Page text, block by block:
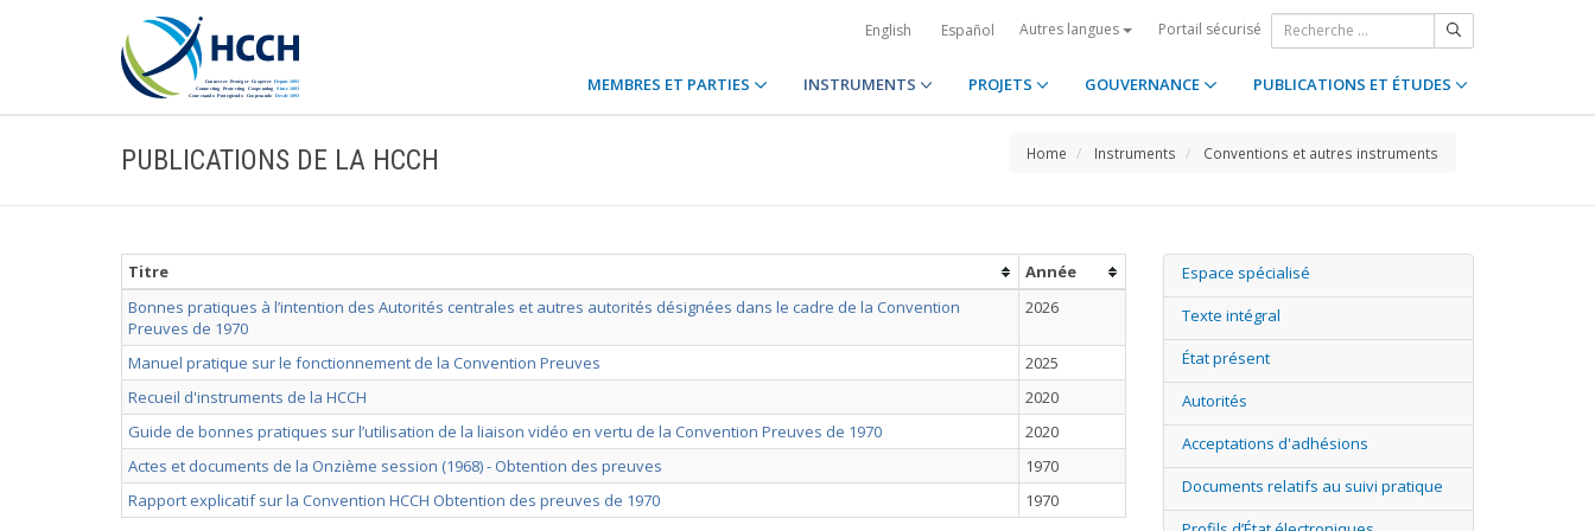
English Español Autres langues Portail sécurisé
MEMBRES ET PARTIES INSTRUMENTS PROJETS GOUVERNANCE PUBLICATIONS ET ÉTUDES
PUBLICATIONS DE LA HCCH Home Instruments Conventions et autres instruments
Titre
Année
Bonnes pratiques à l’intention des Autorités centrales et autres autorités désignées dans le cadre de la Convention
Preuves de 1970
2026
Manuel pratique sur le fonctionnement de la Convention Preuves
2025
Recueil d'instruments de la HCCH
2020
Guide de bonnes pratiques sur l’utilisation de la liaison vidéo en vertu de la Convention Preuves de 1970
2020
Actes et documents de la Onzième session (1968) - Obtention des preuves
1970
Rapport explicatif sur la Convention HCCH Obtention des preuves de 1970
1970
Espace spécialisé
Texte intégral
État présent
Autorités
Acceptations d'adhésions
Documents relatifs au suivi pratique